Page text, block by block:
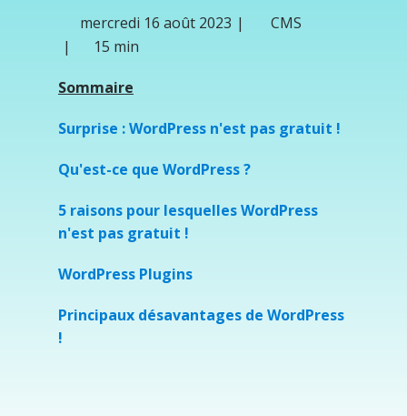
mercredi 16 août 2023
CMS
15 min
Sommaire
Surprise : WordPress n'est pas gratuit !
Qu'est-ce que WordPress ?
5 raisons pour lesquelles WordPress
n'est pas gratuit !
WordPress Plugins
Principaux désavantages de WordPress
!